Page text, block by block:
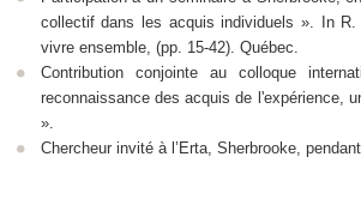
collectif dans les acquis individuels ». In
vivre ensemble, (pp. 15-42). Québec.
Contribution conjointe au colloque
reconnaissance des acquis de l'expérience,
».
Chercheur invité à l’Erta, Sherbrooke,